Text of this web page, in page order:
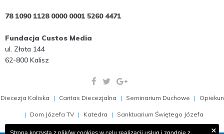
78 1090 1128 0000 0001 5260 4471
Fundacja Custos Media
ul. Złota 144
62-800 Kalisz
Diecezja Kaliska Caritas Diecezjalna Seminarium Duchowe Opiekun
Dom Józefa TV Katedra Sanktuarium Świętego Józefa
×